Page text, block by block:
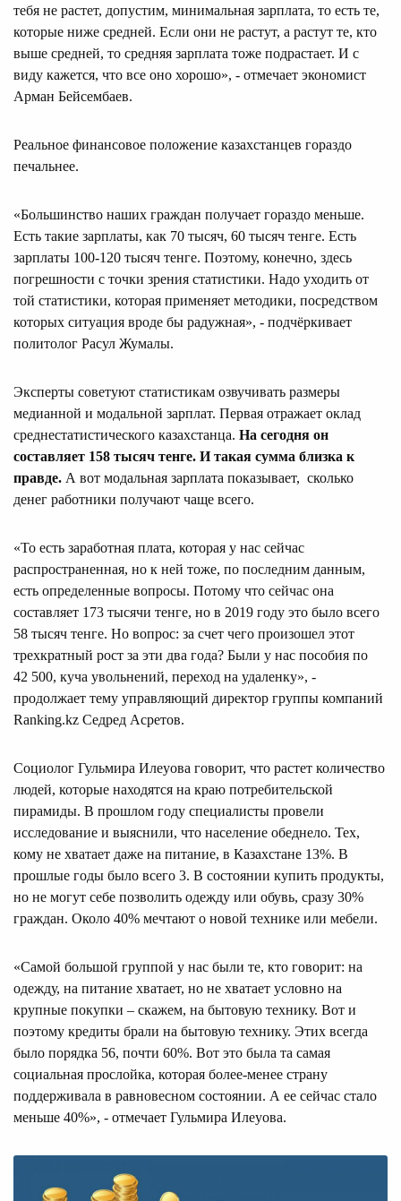
тебя не растет, допустим, минимальная зарплата, то есть те,
которые ниже средней. Если они не растут, а растут те, кто
выше средней, то средняя зарплата тоже подрастает. И с
виду кажется, что все оно хорошо», - отмечает экономист
Арман Бейсембаев.
Реальное финансовое положение казахстанцев гораздо
печальнее.
«Большинство наших граждан получает гораздо меньше.
Есть такие зарплаты, как 70 тысяч, 60 тысяч тенге. Есть
зарплаты 100-120 тысяч тенге. Поэтому, конечно, здесь
погрешности с точки зрения статистики. Надо уходить от
той статистики, которая применяет методики, посредством
которых ситуация вроде бы радужная», - подчёркивает
политолог Расул Жумалы.
Эксперты советуют статистикам озвучивать размеры
медианной и модальной зарплат. Первая отражает оклад
среднестатистического казахстанца. На сегодня он
составляет 158 тысяч тенге. И такая сумма близка к
правде. А вот модальная зарплата показывает, сколько
денег работники получают чаще всего.
«То есть заработная плата, которая у нас сейчас
распространенная, но к ней тоже, по последним данным,
есть определенные вопросы. Потому что сейчас она
составляет 173 тысячи тенге, но в 2019 году это было всего
58 тысяч тенге. Но вопрос: за счет чего произошел этот
трехкратный рост за эти два года? Были у нас пособия по
42 500, куча увольнений, переход на удаленку», -
продолжает тему управляющий директор группы компаний
Ranking.kz Седред Асретов.
Социолог Гульмира Илеуова говорит, что растет количество
людей, которые находятся на краю потребительской
пирамиды. В прошлом году специалисты провели
исследование и выяснили, что население обеднело. Тех,
кому не хватает даже на питание, в Казахстане 13%. В
прошлые годы было всего 3. В состоянии купить продукты,
но не могут себе позволить одежду или обувь, сразу 30%
граждан. Около 40% мечтают о новой технике или мебели.
«Самой большой группой у нас были те, кто говорит: на
одежду, на питание хватает, но не хватает условно на
крупные покупки – скажем, на бытовую технику. Вот и
поэтому кредиты брали на бытовую технику. Этих всегда
было порядка 56, почти 60%. Вот это была та самая
социальная прослойка, которая более-менее страну
поддерживала в равновесном состоянии. А ее сейчас стало
меньше 40%», - отмечает Гульмира Илеуова.